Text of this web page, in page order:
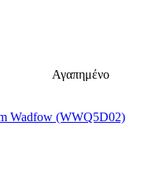
Αγαπημένο